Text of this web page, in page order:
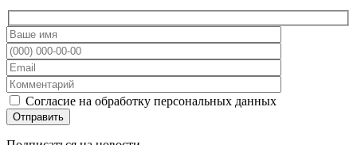
Согласие на обработку персональных данных